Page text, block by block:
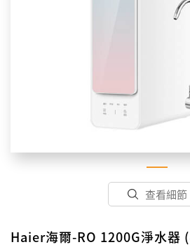
查看細節
Haier海爾-RO 1200G淨水器